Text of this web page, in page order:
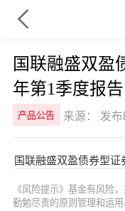
国联融盛双盈
年第1季度报告
产品公告 来源： 发布
国联融盛双盈债券型
《风险提示》基金有风险
勤勉尽责的原则管理和运